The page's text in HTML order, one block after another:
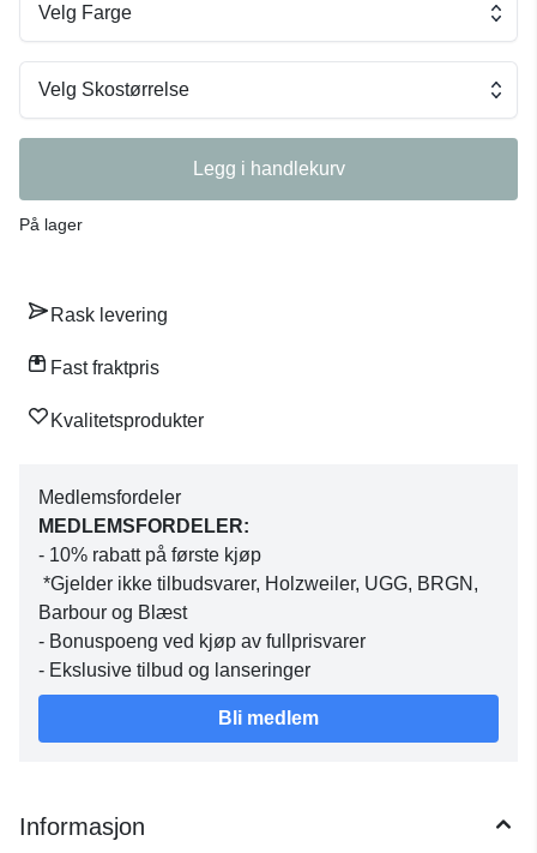
Velg Farge
Velg Skostørrelse
Legg i handlekurv
På lager
Rask levering
Fast fraktpris
Kvalitetsprodukter
Medlemsfordeler
MEDLEMSFORDELER:
- 10% rabatt på første kjøp
*Gjelder ikke tilbudsvarer, Holzweiler, UGG, BRGN,
Barbour og Blæst
- Bonuspoeng ved kjøp av fullprisvarer
- Ekslusive tilbud og lanseringer
Bli medlem
Informasjon